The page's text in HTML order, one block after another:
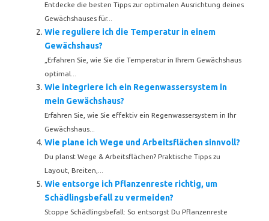
Entdecke die besten Tipps zur optimalen Ausrichtung deines
Gewächshauses für...
Wie reguliere ich die Temperatur in einem
Gewächshaus?
„Erfahren Sie, wie Sie die Temperatur in Ihrem Gewächshaus
optimal...
Wie integriere ich ein Regenwassersystem in
mein Gewächshaus?
Erfahren Sie, wie Sie effektiv ein Regenwassersystem in Ihr
Gewächshaus...
Wie plane ich Wege und Arbeitsflächen sinnvoll?
Du planst Wege & Arbeitsflächen? Praktische Tipps zu
Layout, Breiten,...
Wie entsorge ich Pflanzenreste richtig, um
Schädlingsbefall zu vermeiden?
Stoppe Schädlingsbefall: So entsorgst Du Pflanzenreste